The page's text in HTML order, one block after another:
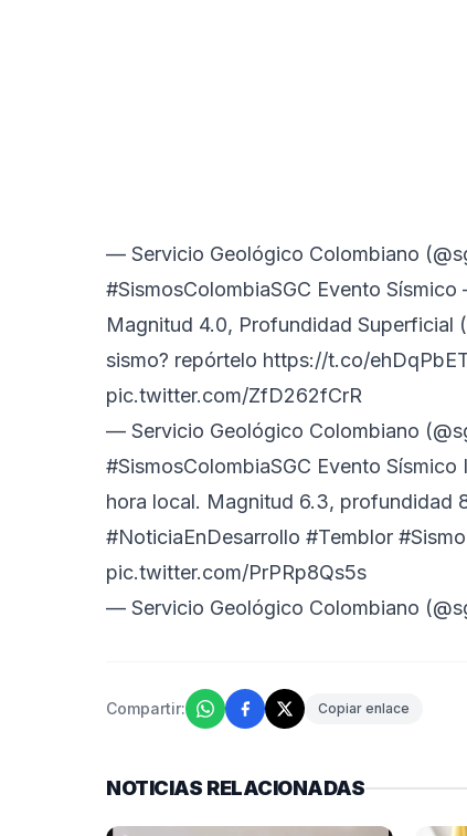
— Servicio Geológico Colombiano
#SismosColombiaSGC Evento Sísmico
Magnitud 4.0, Profundidad Superficial
sismo? repórtelo https://t.co/
pic.twitter.com/ZfD262fCrR
— Servicio Geológico Colombiano
#SismosColombiaSGC Evento Sísmico
hora local. Magnitud 6.3, profundidad
#NoticiaEnDesarrollo #Temblor #Sismo
pic.twitter.com/PrPRp8Qs5s
— Servicio Geológico Colombiano
Compartir: Copiar enlace
NOTICIAS RELACIONADAS